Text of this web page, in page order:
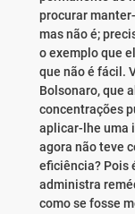
procurar
mas não é;
o exemplo que
que não é fácil.
Bolsonaro, que
concentrações
aplicar-lhe uma
agora não teve
eficiência? Pois
administra
como se fosse